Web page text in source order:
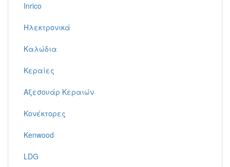
Inrico
Ηλεκτρονικά
Καλώδια
Κεραίες
Αξεσουάρ Κεραιών
Κονέκτορες
Kenwood
LDG